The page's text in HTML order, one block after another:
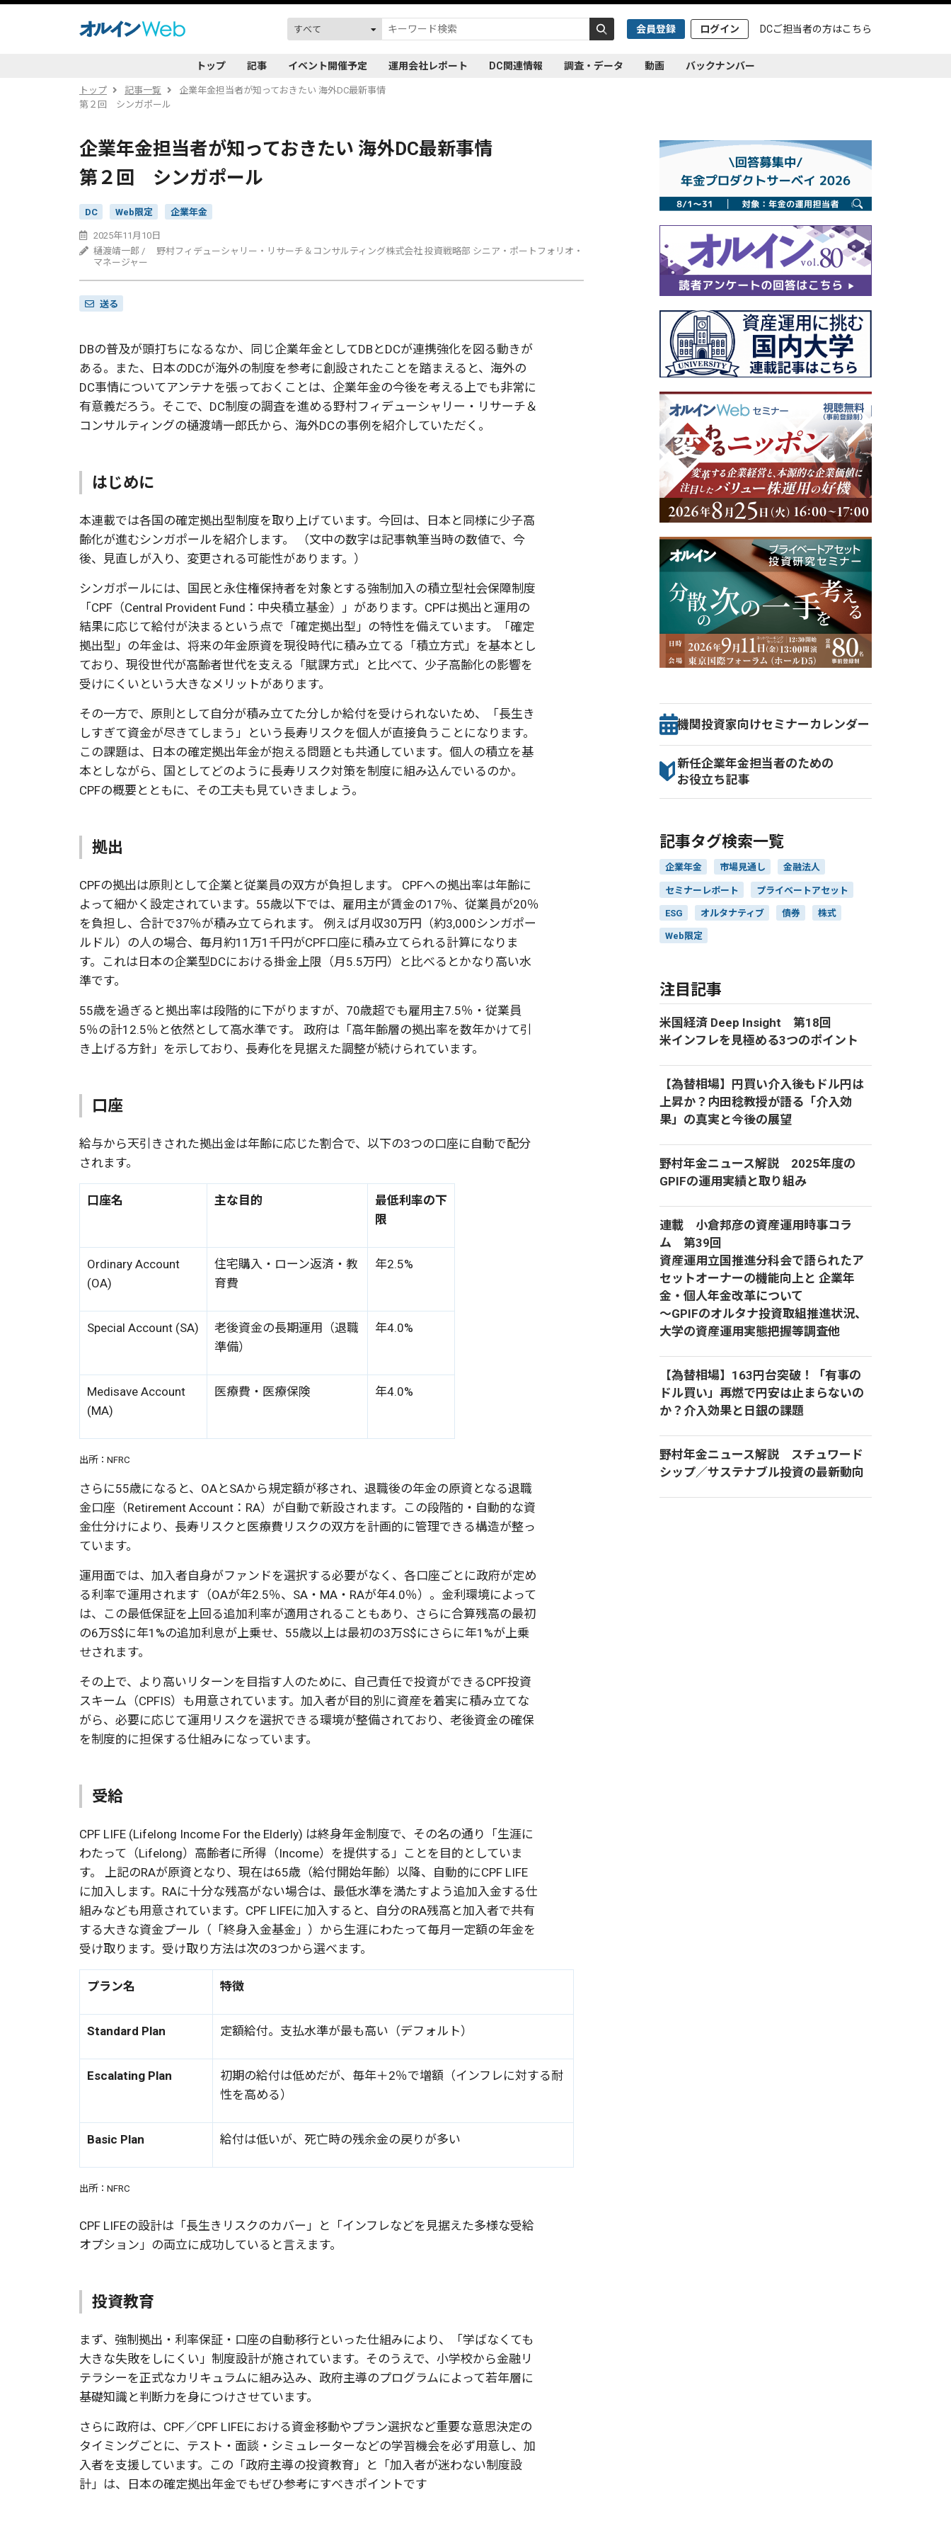
会員登録 ログイン DCご担当者の方はこちら
トップ 記事 イベント開催予定 運用会社レポート DC関連情報 調査・データ 動画 バックナンバー
トップ 記事一覧
企業年金担当者が知っておきたい 海外DC最新事情
第２回 シンガポール
企業年金担当者が知っておきたい 海外DC最新事情
第２回 シンガポール
DC Web限定 企業年金
2025年11月10日
樋渡靖一郎 / 野村フィデューシャリー・リサーチ＆コンサルティング株式会社 投資戦略部 シニア・ポートフォリオ・
マネージャー
送る
DBの普及が頭打ちになるなか、同じ企業年金としてDBとDCが連携強化を図る動きが
ある。また、日本のDCが海外の制度を参考に創設されたことを踏まえると、海外の
DC事情についてアンテナを張っておくことは、企業年金の今後を考える上でも非常に
有意義だろう。そこで、DC制度の調査を進める野村フィデューシャリー・リサーチ＆
コンサルティングの樋渡靖一郎氏から、海外DCの事例を紹介していただく。
はじめに
本連載では各国の確定拠出型制度を取り上げています。今回は、日本と同様に少子高
齢化が進むシンガポールを紹介します。 （文中の数字は記事執筆当時の数値で、今
後、見直しが入り、変更される可能性があります。）
シンガポールには、国民と永住権保持者を対象とする強制加入の積立型社会保障制度
「CPF（Central Provident Fund：中央積立基金）」があります。CPFは拠出と運用の
結果に応じて給付が決まるという点で「確定拠出型」の特性を備えています。「確定
拠出型」の年金は、将来の年金原資を現役時代に積み立てる「積立方式」を基本とし
ており、現役世代が高齢者世代を支える「賦課方式」と比べて、少子高齢化の影響を
受けにくいという大きなメリットがあります。
その一方で、原則として自分が積み立てた分しか給付を受けられないため、「長生き
しすぎて資金が尽きてしまう」という長寿リスクを個人が直接負うことになります。
この課題は、日本の確定拠出年金が抱える問題とも共通しています。個人の積立を基
本としながら、国としてどのように長寿リスク対策を制度に組み込んでいるのか。
CPFの概要とともに、その工夫も見ていきましょう。
拠出
CPFの拠出は原則として企業と従業員の双方が負担します。 CPFへの拠出率は年齢に
よって細かく設定されています。55歳以下では、雇用主が賃金の17％、従業員が20％
を負担し、合計で37％が積み立てられます。 例えば月収30万円（約3,000シンガポー
ルドル）の人の場合、毎月約11万1千円がCPF口座に積み立てられる計算になりま
す。これは日本の企業型DCにおける掛金上限（月5.5万円）と比べるとかなり高い水
準です。
55歳を過ぎると拠出率は段階的に下がりますが、70歳超でも雇用主7.5％・従業員
5％の計12.5％と依然として高水準です。 政府は「高年齢層の拠出率を数年かけて引
き上げる方針」を示しており、長寿化を見据えた調整が続けられています。
口座
給与から天引きされた拠出金は年齢に応じた割合で、以下の3つの口座に自動で配分
されます。
口座名 主な目的
最低利率の下
限
Ordinary Account
(OA)
住宅購入・ローン返済・教
育費
年2.5%
Special Account (SA)
老後資金の長期運用（退職
準備）
年4.0%
Medisave Account
(MA)
医療費・医療保険 年4.0%
出所：NFRC
さらに55歳になると、OAとSAから規定額が移され、退職後の年金の原資となる退職
金口座（Retirement Account：RA）が自動で新設されます。この段階的・自動的な資
金仕分けにより、長寿リスクと医療費リスクの双方を計画的に管理できる構造が整っ
ています。
運用面では、加入者自身がファンドを選択する必要がなく、各口座ごとに政府が定め
る利率で運用されます（OAが年2.5％、SA・MA・RAが年4.0％）。金利環境によって
は、この最低保証を上回る追加利率が適用されることもあり、さらに合算残高の最初
の6万S$に年1%の追加利息が上乗せ、55歳以上は最初の3万S$にさらに年1%が上乗
せされます。
その上で、より高いリターンを目指す人のために、自己責任で投資ができるCPF投資
スキーム（CPFIS）も用意されています。加入者が目的別に資産を着実に積み立てな
がら、必要に応じて運用リスクを選択できる環境が整備されており、老後資金の確保
を制度的に担保する仕組みになっています。
受給
CPF LIFE (Lifelong Income For the Elderly) は終身年金制度で、その名の通り「生涯に
わたって（Lifelong）高齢者に所得（Income）を提供する」ことを目的としていま
す。 上記のRAが原資となり、現在は65歳（給付開始年齢）以降、自動的にCPF LIFE
に加入します。RAに十分な残高がない場合は、最低水準を満たすよう追加入金する仕
組みなども用意されています。CPF LIFEに加入すると、自分のRA残高と加入者で共有
する大きな資金プール（「終身入金基金」）から生涯にわたって毎月一定額の年金を
受け取ります。受け取り方法は次の3つから選べます。
プラン名 特徴
Standard Plan 定額給付。支払水準が最も高い（デフォルト）
Escalating Plan
初期の給付は低めだが、毎年＋2％で増額（インフレに対する耐
性を高める）
Basic Plan 給付は低いが、死亡時の残余金の戻りが多い
出所：NFRC
CPF LIFEの設計は「長生きリスクのカバー」と「インフレなどを見据えた多様な受給
オプション」の両立に成功していると言えます。
投資教育
まず、強制拠出・利率保証・口座の自動移行といった仕組みにより、「学ばなくても
大きな失敗をしにくい」制度設計が施されています。そのうえで、小学校から金融リ
テラシーを正式なカリキュラムに組み込み、政府主導のプログラムによって若年層に
基礎知識と判断力を身につけさせています。
さらに政府は、CPF／CPF LIFEにおける資金移動やプラン選択など重要な意思決定の
タイミングごとに、テスト・面談・シミュレーターなどの学習機会を必ず用意し、加
入者を支援しています。この「政府主導の投資教育」と「加入者が迷わない制度設
計」は、日本の確定拠出年金でもぜひ参考にすべきポイントです
機関投資家向けセミナー カレンダー
新任企業年金担当者のための
お役立ち記事
記事タグ検索一覧
企業年金 市場見通し 金融法人
セミナーレポート プライベートアセット
ESG オルタナティブ 債券 株式
Web限定
注目記事
米国経済 Deep Insight 第18回
米インフレを見極める3つのポイント
【為替相場】円買い介入後もドル円は
上昇か？内田稔教授が語る「介入効
果」の真実と今後の展望
野村年金ニュース解説 2025年度の
GPIFの運用実績と取り組み
連載 小倉邦彦の資産運用時事コラ
ム 第39回
資産運用立国推進分科会で語られたア
セットオーナーの機能向上と 企業年
金・個人年金改革について
～GPIFのオルタナ投資取組推進状況、
大学の資産運用実態把握等調査他
【為替相場】163円台突破！「有事の
ドル買い」再燃で円安は止まらないの
か？介入効果と日銀の課題
野村年金ニュース解説 スチュワード
シップ／サステナブル投資の最新動向